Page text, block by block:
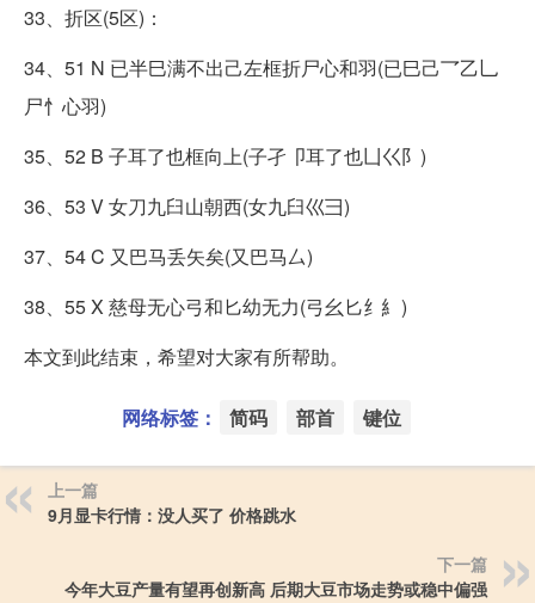
33、折区(5区)：
34、51 N 已半巳满不出己左框折尸心和羽(已巳己乛乙乚
尸忄心羽)
35、52 B 子耳了也框向上(子孑卩耳了也凵巜阝)
36、53 V 女刀九臼山朝西(女九臼巛彐)
37、54 C 又巴马丢矢矣(又巴马厶)
38、55 X 慈母无心弓和匕幼无力(弓幺匕纟糹)
本文到此结束，希望对大家有所帮助。
网络标签： 简码 部首 键位
上一篇
9月显卡行情：没人买了 价格跳水
下一篇
今年大豆产量有望再创新高 后期大豆市场走势或稳中偏强